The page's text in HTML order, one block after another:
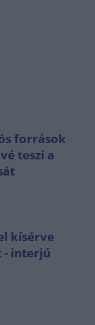
források
teszi a
kísérve
- interjú